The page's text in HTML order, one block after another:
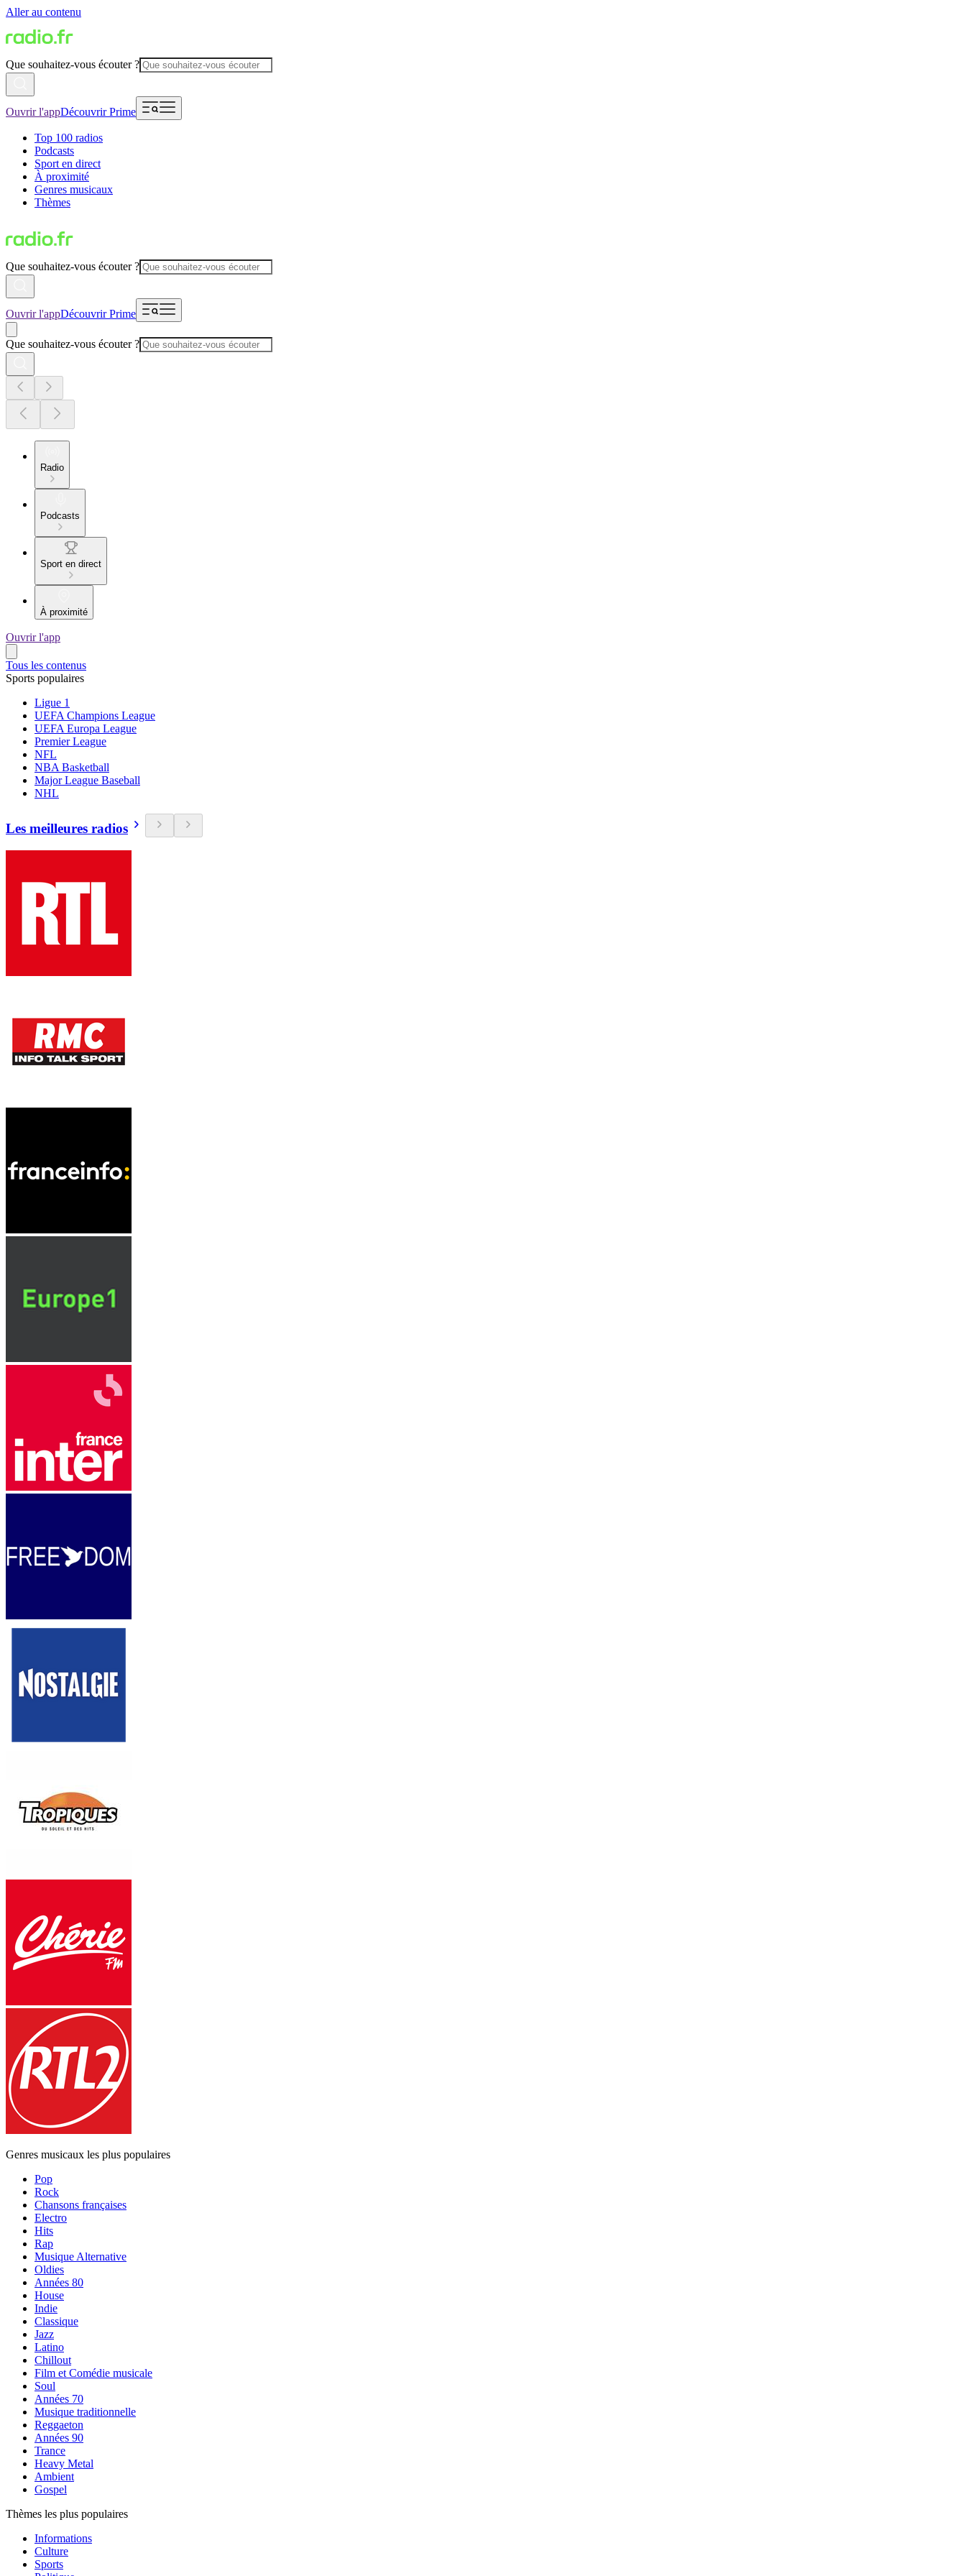
Aller au contenu
Que souhaitez-vous écouter ?
Ouvrir l'appDécouvrir Prime
Top 100 radios
Podcasts
Sport en direct
À proximité
Genres musicaux
Thèmes
Que souhaitez-vous écouter ?
Ouvrir l'appDécouvrir Prime
Que souhaitez-vous écouter ?
Radio
Podcasts
Sport en direct
À proximité
Ouvrir l'app
Tous les contenus
Sports populaires
Ligue 1
UEFA Champions League
UEFA Europa League
Premier League
NFL
NBA Basketball
Major League Baseball
NHL
Les meilleures radios
Genres musicaux les plus populaires
Pop
Rock
Chansons françaises
Electro
Hits
Rap
Musique Alternative
Oldies
Années 80
House
Indie
Classique
Jazz
Latino
Chillout
Film et Comédie musicale
Soul
Années 70
Musique traditionnelle
Reggaeton
Années 90
Trance
Heavy Metal
Ambient
Gospel
Thèmes les plus populaires
Informations
Culture
Sports